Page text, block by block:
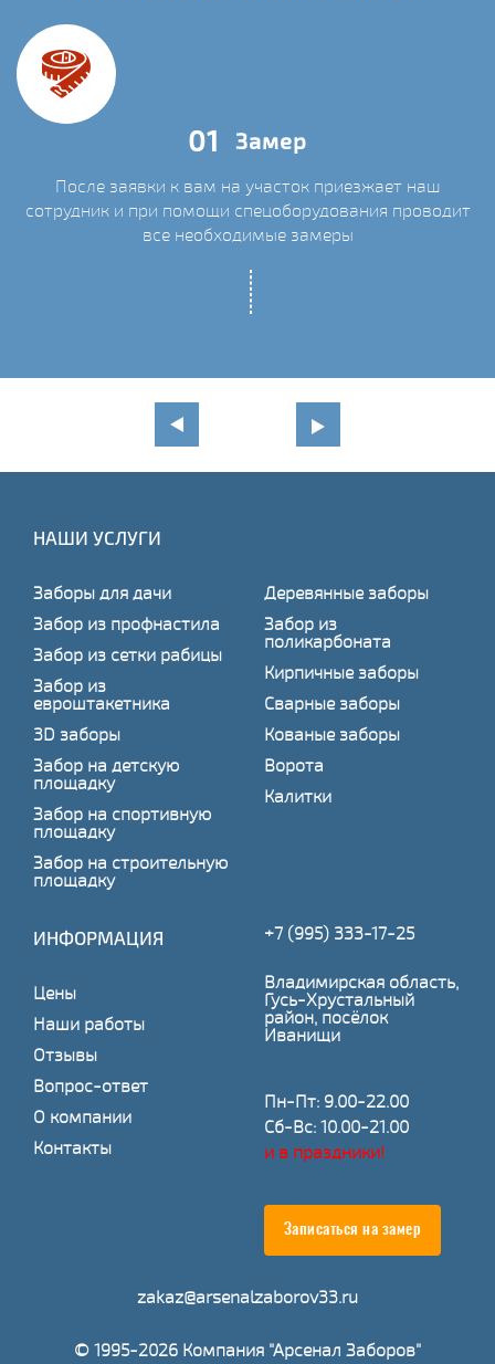
01 Замер
После заявки к вам на участок приезжает наш
сотрудник и при помощи спецоборудования проводит
все необходимые замеры
НАШИ УСЛУГИ
Заборы для дачи
Забор из профнастила
Забор из сетки рабицы
Забор из
евроштакетника
3D заборы
Забор на детскую
площадку
Забор на спортивную
площадку
Забор на строительную
площадку
Деревянные заборы
Забор из
поликарбоната
Кирпичные заборы
Сварные заборы
Кованые заборы
Ворота
Калитки
ИНФОРМАЦИЯ
Цены
Наши работы
Отзывы
Вопрос-ответ
О компании
Контакты
+7 (995) 333-17-25
Владимирская область,
Гусь-Хрустальный
район, посёлок
Иванищи
Пн-Пт: 9.00-22.00
Сб-Вс: 10.00-21.00
и в праздники!
Записаться на замер
zakaz@arsenalzaborov33.ru
© 1995-2026 Компания "Арсенал Заборов"